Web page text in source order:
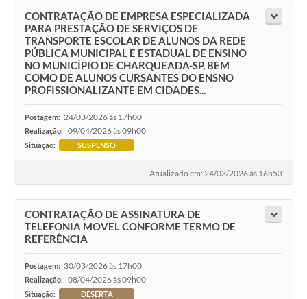
CONTRATAÇÃO DE EMPRESA ESPECIALIZADA
PARA PRESTAÇÃO DE SERVIÇOS DE
TRANSPORTE ESCOLAR DE ALUNOS DA REDE
PÚBLICA MUNICIPAL E ESTADUAL DE ENSINO
NO MUNICÍPIO DE CHARQUEADA-SP, BEM
COMO DE ALUNOS CURSANTES DO ENSNO
PROFISSIONALIZANTE EM CIDADES...
Postagem: 24/03/2026 às 17h00
Realização: 09/04/2026 às 09h00
Situação: SUSPENSO
Atualizado em: 24/03/2026 às 16h53
CONTRATAÇÃO DE ASSINATURA DE
TELEFONIA MOVEL CONFORME TERMO DE
REFERÊNCIA
Postagem: 30/03/2026 às 17h00
Realização: 08/04/2026 às 09h00
Situação: DESERTA